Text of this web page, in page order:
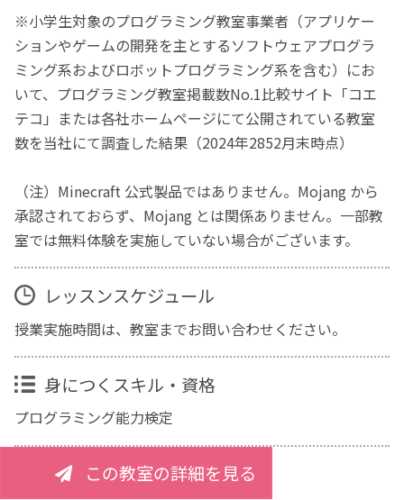
※小学生対象のプログラミング教室事業者（アプリケー
ションやゲームの開発を主とするソフトウェアプログラ
ミング系およびロボットプログラミング系を含む）にお
いて、プログラミング教室掲載数No.1比較サイト「コエ
テコ」または各社ホームページにて公開されている教室
数を当社にて調査した結果（2024年2852月末時点）
（注）Minecraft 公式製品ではありません。Mojang から
承認されておらず、Mojang とは関係ありません。一部教
室では無料体験を実施していない場合がございます。
レッスンスケジュール
授業実施時間は、教室までお問い合わせください。
身につくスキル・資格
プログラミング能力検定
この教室の詳細を見る